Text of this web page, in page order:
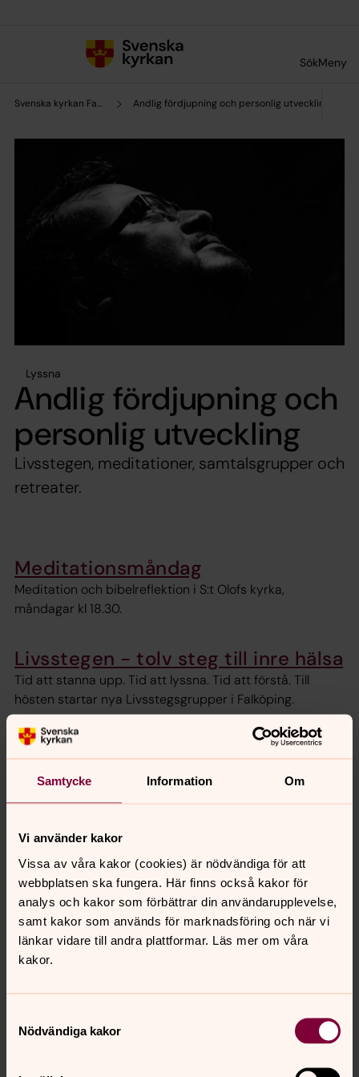
Samtycke Information Om
Vi använder kakor
Vissa av våra kakor (cookies) är nödvändiga för att
webbplatsen ska fungera. Här finns också kakor för
analys och kakor som förbättrar din användarupplevelse,
samt kakor som används för marknadsföring och när vi
länkar vidare till andra plattformar. Läs mer om våra
kakor.
Nödvändiga kakor
SökMeny
Svenska kyrkan Falköping Andlig fördjupning och personlig utveckling
Lyssna
Andlig fördjupning och
personlig utveckling
Livsstegen, meditationer, samtalsgrupper och
retreater.
Meditationsmåndag
Meditation och bibelreflektion i S:t Olofs kyrka,
måndagar kl 18.30.
Livsstegen - tolv steg till inre hälsa
Tid att stanna upp. Tid att lyssna. Tid att förstå. Till
hösten startar nya Livsstegsgrupper i Falköping.
Någon att tala med
finns alltid någon som lyssnar.
Bibelstudiegrupp
Nyfiken på Bibelns texter? Välkommen till en
bibelstudiegrupp!
Konfirmation för vuxna
En chans att stanna upp och fundera över livet på